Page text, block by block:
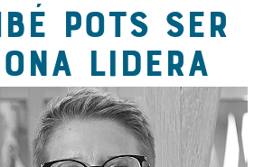
POTS SER
LIDERA